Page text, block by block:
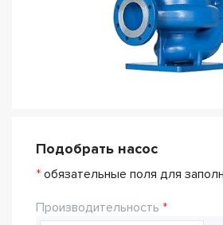
Подобрать насос
* обязательные поля для
Производительность